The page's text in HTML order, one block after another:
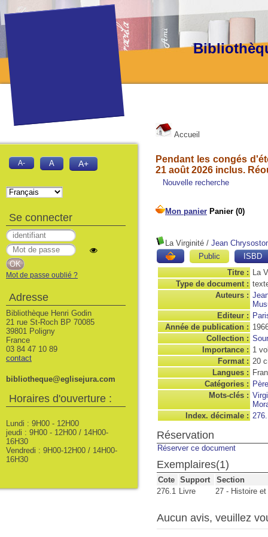
Accueil
Pendant les congés
21 août 2026 inclus.
Nouvelle recherche
La Virginité / Jean
Public
ISBD
Titre : La
Type de document :
Auteurs :
Editeur :
Année de publication :
Collection :
Importance : 1
Format : 20
Langues :
Catégories :
Mots-clés :
Index. décimale :
Réservation
Réserver ce document
Exemplaires(1)
Cote Support
Section
276.1 Livre 27 - Histoire
Aucun avis, veuillez
A- A A+
Se connecter
Mot de passe oublié ?
Adresse
Bibliothèque Henri Godin
21 rue St-Roch BP 70085
39801 Poligny
France
03 84 47 10 89
contact
bibliotheque@eglisejura.com
Horaires d'ouverture :
Lundi : 9H00 - 12H00
jeudi : 9H00 - 12H00 / 14H00-
16H30
Vendredi : 9H00-12H00 / 14H00-
16H30